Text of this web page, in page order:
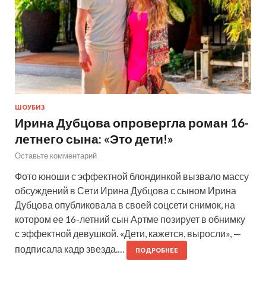
ШОУБИЗ
Ирина Дубцова опровергла роман 16-
летнего сына: «Это дети!»
Оставьте комментарий
Фото юноши с эффектной блондинкой вызвало массу
обсуждений в Сети Ирина Дубцова с сыном Ирина
Дубцова опубликовала в своей соцсети снимок, на
котором ее 16-летний сын Артме позирует в обнимку
с эффектной девушкой. «Дети, кажется, выросли», —
подписала кадр звезда.…
ПОДРОБНЕЕ